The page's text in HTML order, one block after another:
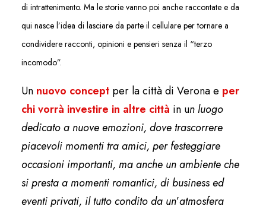
di intrattenimento. Ma le storie vanno poi anche raccontate e da
qui nasce l’idea di lasciare da parte il cellulare per tornare a
condividere racconti, opinioni e pensieri senza il “terzo
incomodo”.
Un nuovo concept per la città di Verona e per
chi vorrà investire in altre città in un luogo
dedicato a nuove emozioni, dove trascorrere
piacevoli momenti tra amici, per festeggiare
occasioni importanti, ma anche un ambiente che
si presta a momenti romantici, di business ed
eventi privati, il tutto condito da un’atmosfera